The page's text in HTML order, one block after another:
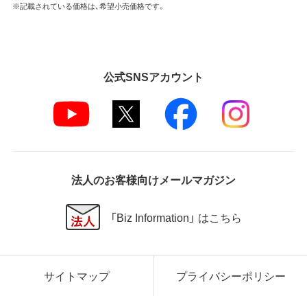
※記載されている価格は、希望小売価格です。
公式SNSアカウント
法人のお客様向けメールマガジン
「Biz Information」 はこちら
サイトマップ プライバシーポリシー